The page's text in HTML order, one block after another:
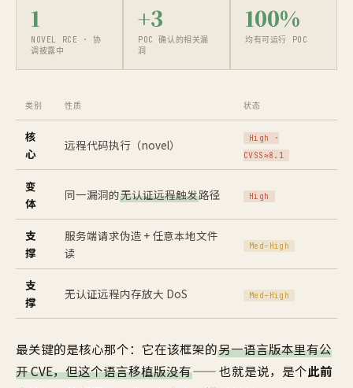
1
NOVEL RCE · 协
调披露中
+3
POC 确认的相关漏
洞
100%
均有可运行 POC
类别 性质 状态
核
心
远程代码执行（novel）
High ·
CVSS≈8.1
变
体
同一漏洞的无认证远程触发路径 High
支
撑
服务端请求伪造 + 任意本地文件
读
Med–High
支
撑
无认证远程内存放大 DoS Med–High
最关键的是核心那个：它在该框架的另一语言版本里有公
开 CVE，但这个语言移植版没有—— 也就是说，是个此前